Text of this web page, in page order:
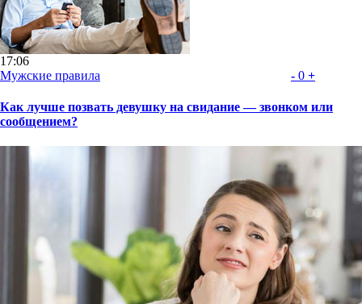
17:06
Мужские правила
- 0 +
Как лучше позвать девушку на свидание — звонком или
сообщением?